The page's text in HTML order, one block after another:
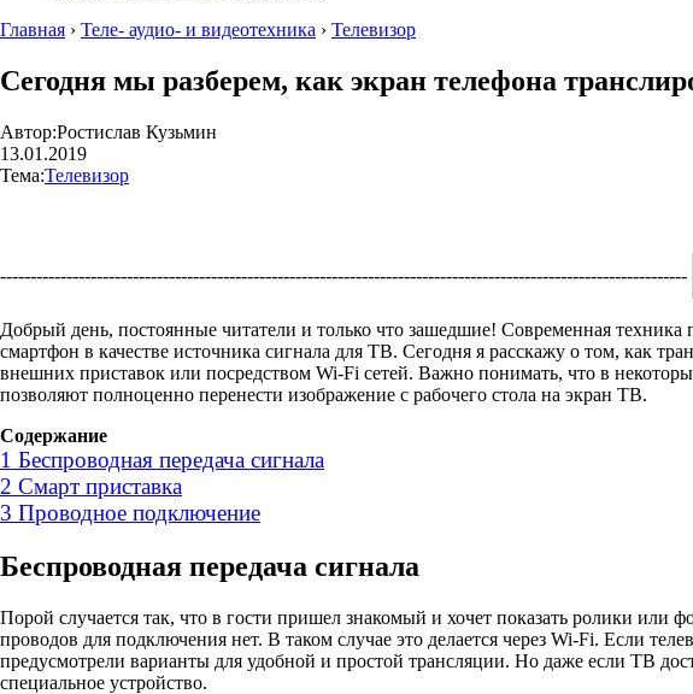
Главная › Теле- аудио- и видеотехника › Телевизор
Сегодня мы разберем, как экран телефона
Автор:Ростислав Кузьмин
13.01.2019
Тема:Телевизор
------------------------------------------------------------------------------------------------------------------
Добрый день, постоянные читатели и только что зашедшие! Современная
смартфон в качестве источника сигнала для ТВ. Сегодня я расскажу о том, как
внешних приставок или посредством Wi-Fi сетей. Важно понимать, что в
позволяют полноценно перенести изображение с рабочего стола на экран ТВ.
Содержание
1 Беспроводная передача сигнала
2 Смарт приставка
3 Проводное подключение
Беспроводная передача сигнала
Порой случается так, что в гости пришел знакомый и хочет показать ролики или
проводов для подключения нет. В таком случае это делается через Wi-Fi. Если
предусмотрели варианты для удобной и простой трансляции. Но даже если ТВ
специальное устройство.